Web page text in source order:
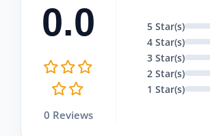
0.0
0 Reviews
5 Star(s)
4 Star(s)
3 Star(s)
2 Star(s)
1 Star(s)